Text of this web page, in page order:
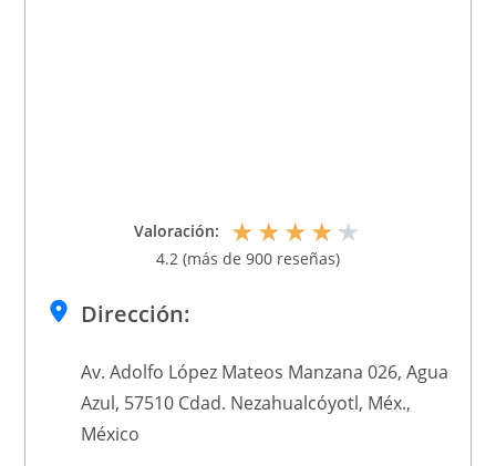
Valoración: ★★★★★
4.2 (más de 900 reseñas)
Dirección:
Av. Adolfo López Mateos Manzana 026, Agua
Azul, 57510 Cdad. Nezahualcóyotl, Méx.,
México